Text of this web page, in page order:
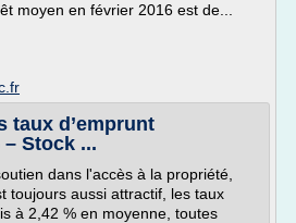
moyen en février 2016 est de...
taux d’emprunt
Stock ...
dans l'accès à la propriété,
toujours aussi attractif, les taux
à 2,42 % en moyenne, toutes